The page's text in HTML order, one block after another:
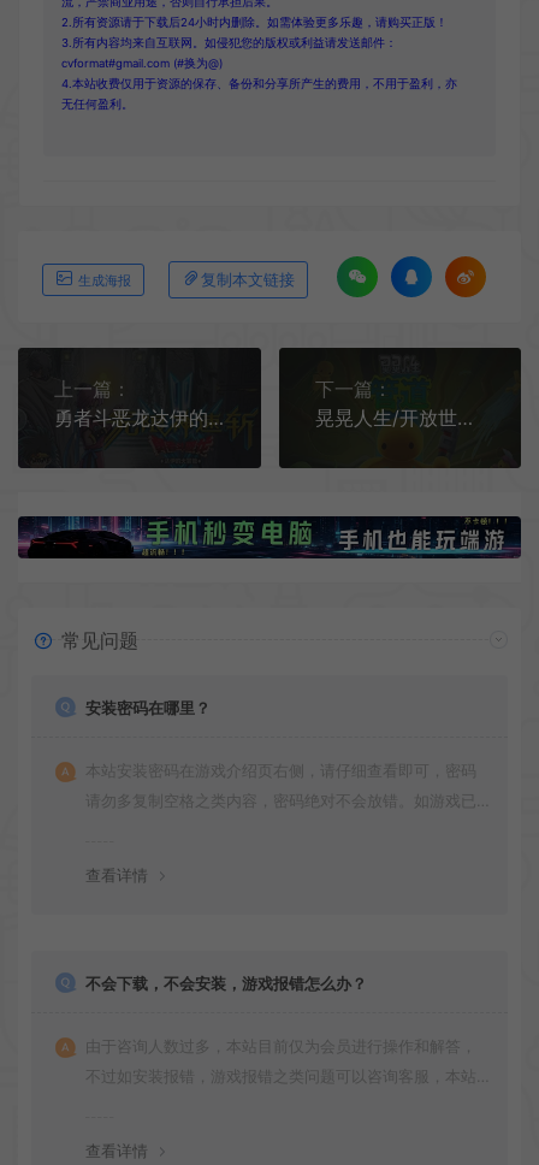
2.所有资源请于下载后24小时内删除。如需体验更多乐趣，请购买正版！
3.所有内容均来自互联网。如侵犯您的版权或利益请发送邮件：
cvformat#gmail.com (#换为@)
4.本站收费仅用于资源的保存、备份和分享所产生的费用，不用于盈利，亦
无任何盈利。
生成海报 复制本文链接
上一篇：
勇者斗恶龙达伊的大冒险(Infinity Strash: DRAGON QUEST The Adventure of Dai)简中|PC|ACT|漫画动作角色扮演游戏
下一篇：
晃晃人生/开放世界物理沙盒游戏 Wobbly Life 下载
常见问题
安装密码在哪里？
本站安装密码在游戏介绍页右侧，请仔细查看即可，密码
请勿多复制空格之类内容，密码绝对不会放错。如游戏已
查看详情
不会下载，不会安装，游戏报错怎么办？
由于咨询人数过多，本站目前仅为会员进行操作和解答，
不过如安装报错，游戏报错之类问题可以咨询客服，本站
查看详情